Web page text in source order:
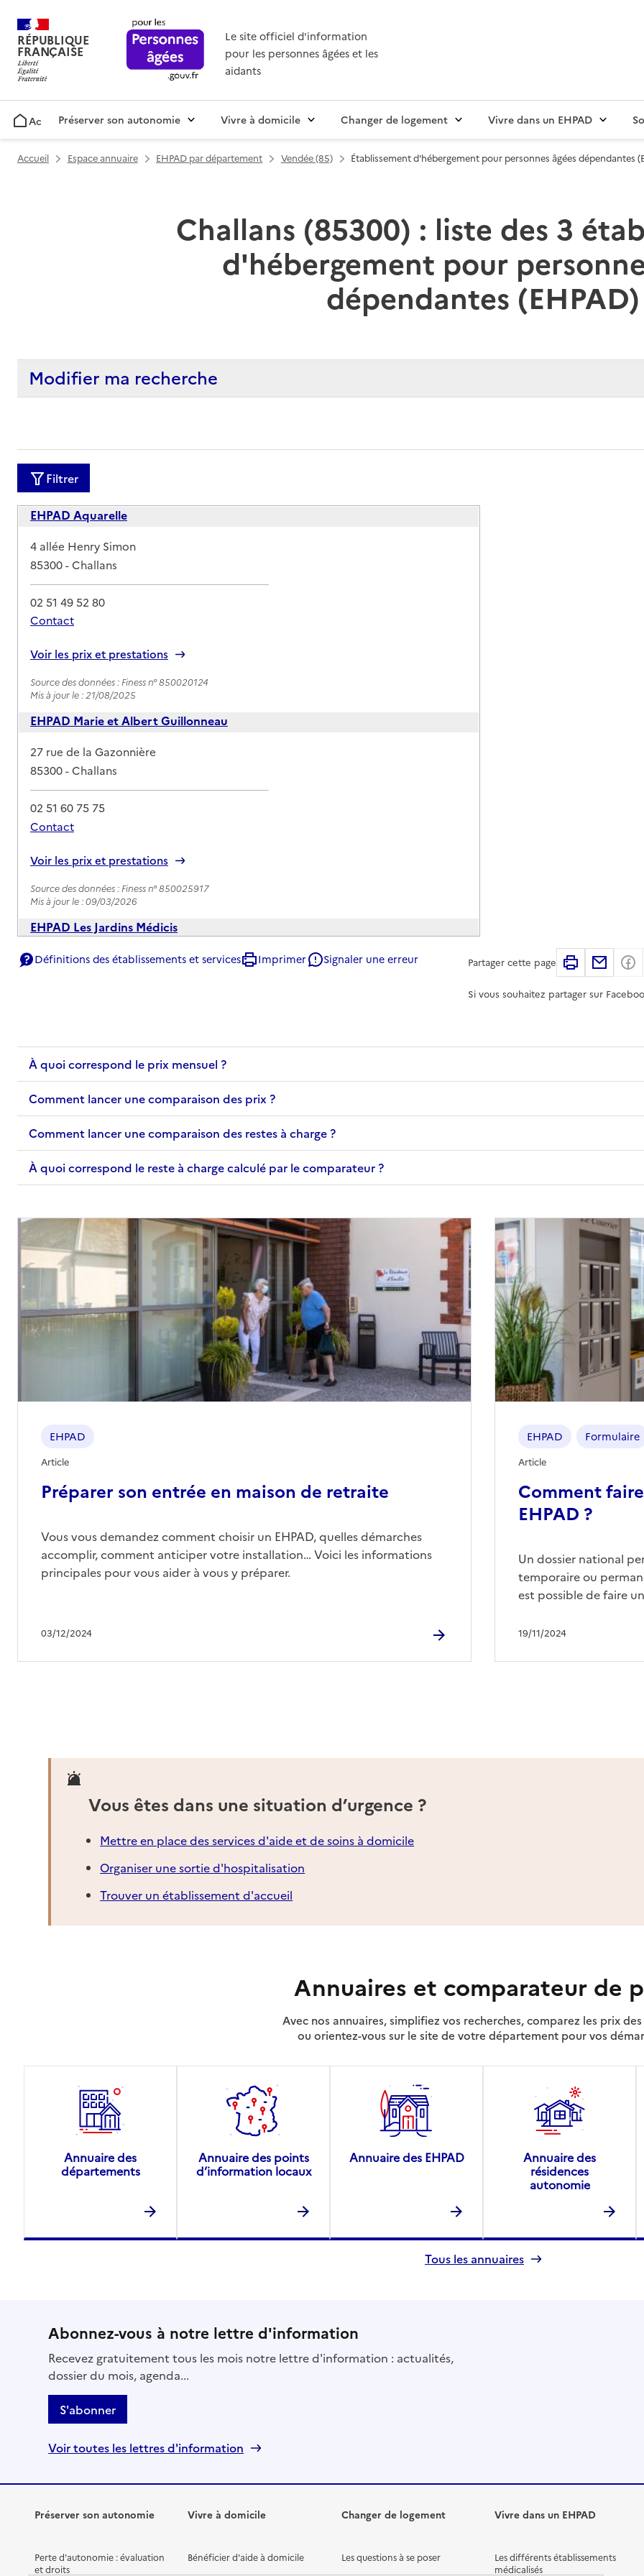
RÉPUBLIQUE
FRANÇAISE
Le site officiel d'information
pour les personnes âgées et les
aidants
AccueilPréserver son autonomie Vivre à domicile Changer de logement Vivre dans un EHPAD
Accueil Espace annuaire EHPAD par département Vendée (85) Établissement d'hébergement pour personnes âgées dépendantes
Challans (85300) : liste des 3
d'hébergement pour
dépendantes (EHPAD)
Modifier ma recherche
Filtrer
EHPAD Aquarelle
Adresse
4 allée Henry Simon
85300-Challans
02 51 49 52 80
Contact
Voir les prix et prestations
Source des données : Finess n° 850020124
Mis à jour le : 21/08/2025
EHPAD Marie et Albert Guillonneau
Adresse
27 rue de la Gazonnière
85300-Challans
02 51 60 75 75
Contact
Voir les prix et prestations
Source des données : Finess n° 850025917
Mis à jour le : 09/03/2026
EHPAD Les Jardins Médicis
Adresse
1 boulevard de Strasbourg
Rapport HAS
Voir les prix et prestations
Définitions des établissements et services Imprimer Signaler une erreur Partager cette page Imprimer
Si vous souhaitez partager sur
À quoi correspond le prix mensuel ?
Comment lancer une comparaison des prix ?
Comment lancer une comparaison des restes à charge ?
À quoi correspond le reste à charge calculé par le comparateur ?
Préparer son entrée en maison de retraite
03/12/2024
EHPAD
Article
Vous vous demandez comment choisir un EHPAD, quelles démarches
accomplir, comment anticiper votre installation… Voici les informations
principales pour vous aider à vous y préparer.
Comment
EHPAD ?
19/11/2024
EHPAD Formulaire
Article
Un dossier national
temporaire ou
est possible de faire
Vous êtes dans une situation d’urgence ?
Mettre en place des services d'aide et de soins à domicile
Organiser une sortie d'hospitalisation
Trouver un établissement d'accueil
Annuaires et comparateur de
Avec nos annuaires, simplifiez vos recherches, comparez les prix des
ou orientez-vous sur le site de votre département pour vos
Annuaire des
départements
Annuaire des points
d’information locaux
Annuaire des EHPAD
Annuaire des
résidences
autonomie
Tous les annuaires
Abonnez-vous à notre lettre d'information
Recevez gratuitement tous les mois notre lettre d'information : actualités,
dossier du mois, agenda...
S'abonner
Voir toutes les lettres d'information
Préserver son autonomie
Perte d'autonomie : évaluation
et droits
Vivre à domicile
Bénéficier d'aide à domicile
Changer de logement
Les questions à se poser
Vivre dans un EHPAD
Les différents établissements
médicalisés